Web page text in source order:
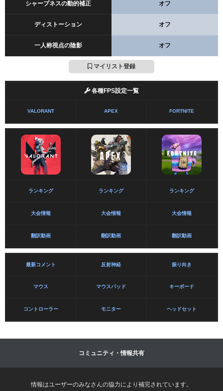
シャープネスの動的補正 オフ
ディストーション オフ
一人称視点の陰影 オフ
マイリスト登録
各種FPS設定一覧
VALORANT APEX FORTNITE
ランキング ランキング ランキング
大会情報 大会情報 大会情報
翻訳動画 翻訳動画 翻訳動画
最新コメント 反射神経 振り向き
マウス マウスパッド キーボード
コントローラー モニター ヘッドセット
コミュニティ・情報共有
情報はユーザーのみなさんの協力により補完されています。